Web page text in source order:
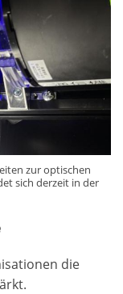
zur optischen
sich derzeit in der
die